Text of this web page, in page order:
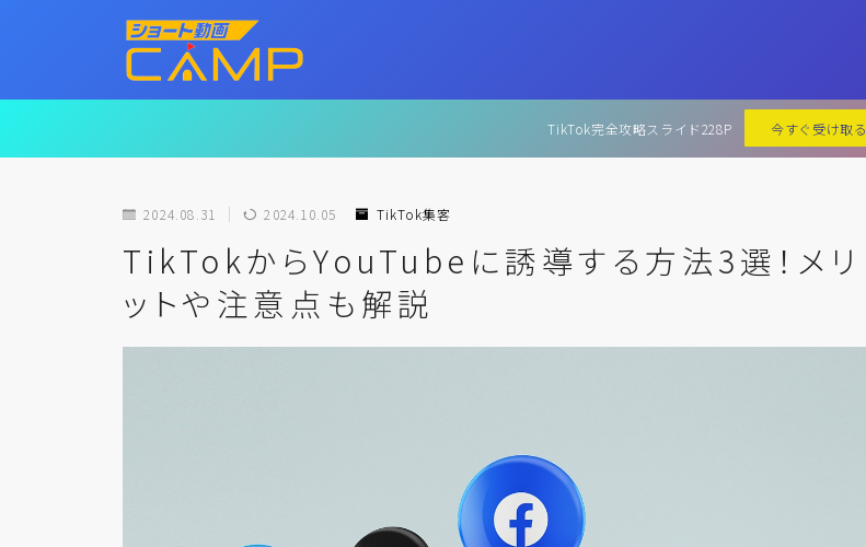
TikTok完全攻略スライド228P 今すぐ受け取る
2024.08.31 2024.10.05 TikTok集客
TikTokからYouTubeに誘導する方法3選！メリ
ットや注意点も解説